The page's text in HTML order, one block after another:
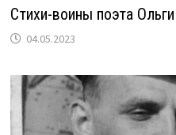
Стихи-воины поэта
04.05.2023